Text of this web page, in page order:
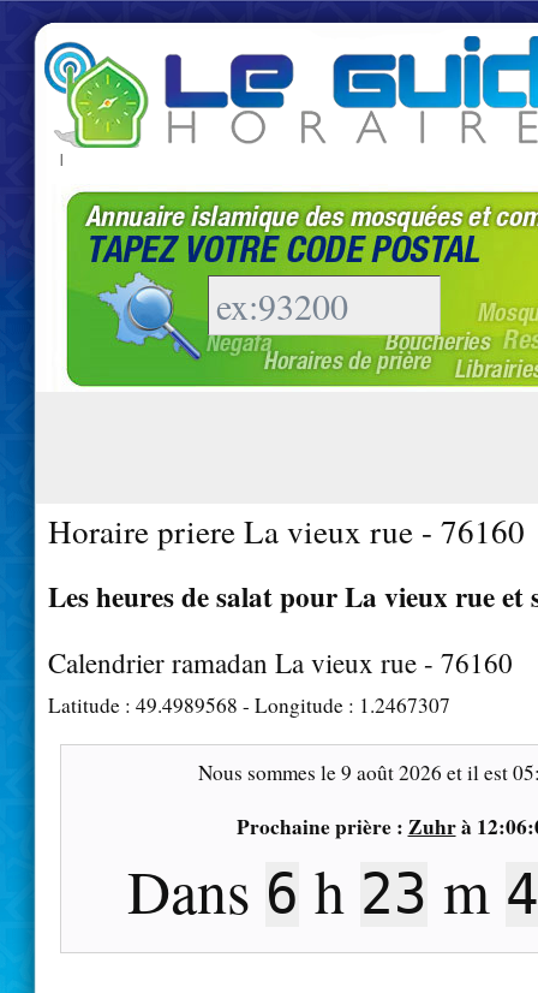
|
Horaire priere La vieux rue - 76160
Les heures de salat pour La vieux rue et
Calendrier ramadan La vieux rue - 76160
Latitude : 49.4989568 - Longitude : 1.2467307
Nous sommes le9 août 2026 et il est
Prochaine prière : Zuhrà
Dans 6 h 23 m